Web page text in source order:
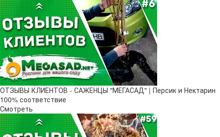
ОТЗЫВЫ КЛИЕНТОВ - САЖЕНЦЫ "МЕГАСАД" | Персик и Нектарин
100% соответствие
Смотреть